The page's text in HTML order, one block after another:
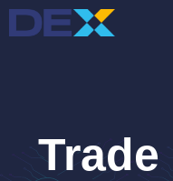
İçeriğe
atla
Trade